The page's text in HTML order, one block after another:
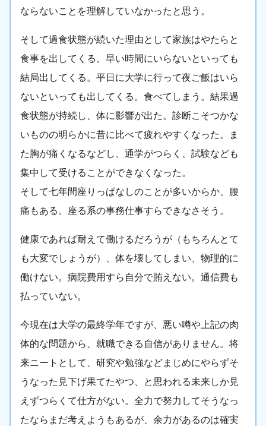
ならないことを理解していなかったと思う。
そして過食状態が続いた理由として家族はやたらと
食事を出してくる。早い時間にいらないといっても
結局出してくる。平日に大学に行って夜ご飯はいら
ないといっても出してくる。食べてしまう。結果過
食状態が持続し、体に影響が出た。診断こそつかな
いものの明らかに昔に比べて疲れやすくなった。ま
た胸が痛くなるなどし、通学がつらく、試験なども
集中して受けることができなくなった。
そして七年間座りっぱなしのことが多いからか、腰
痛もある。座る系の事務仕事すらできなさそう。
健康であれば耐えて働けるだろうが（もちろんとて
も大変でしょうが）、体を壊してしまい、物理的に
働けない。病院費用すら自分で賄えない。通信費も
払っていない。
今現在は大学の最終学年ですが、悪い噂や上記の肉
体的な問題から、就職できる自信がありません。将
来ニートとして、研究や勉強などまじめにやらずそ
うなった見下げ果てたやつ、と思われる未来しか見
えずつらくて仕方がない。全力で努力してそうなっ
たならまだ考えようもあるが、余力があるのは確実